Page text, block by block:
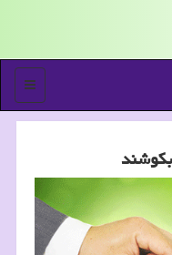
منو
بکوشند